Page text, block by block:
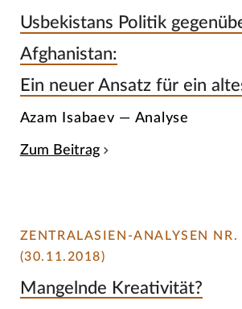
Usbekistans Politik
Afghanistan:
Ein neuer Ansatz für ein
Azam Isabaev — Analyse
Zum Beitrag
ZENTRALASIEN-ANALYSEN NR.
(30.11.2018)
Mangelnde Kreativität?